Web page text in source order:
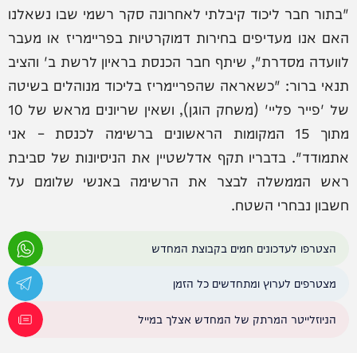
"בתור חבר ליכוד קיבלתי לאחרונה סקר רשמי שבו נשאלנו
האם אנו מעדיפים בחירות דמוקרטיות בפריימריז או מעבר
לוועדה מסדרת", שיתף חבר הכנסת בראיון לרשת ב' והציב
תנאי ברור: "כשאראה שהפריימריז בליכוד מנוהלים בשיטה
של 'פייר פליי' (משחק הוגן), ושאין שריונים מראש של 10
מתוך 15 המקומות הראשונים ברשימה לכנסת – אני
אתמודד". בדבריו תקף אדלשטיין את הניסיונות של סביבת
ראש הממשלה לבצר את הרשימה באנשי שלומם על
חשבון נבחרי השטח.
הצטרפו לעדכונים חמים בקבוצת המחדש
מצטרפים לערוץ ומתחדשים כל הזמן
הניוזלייטר המרתק של המחדש אצלך במייל